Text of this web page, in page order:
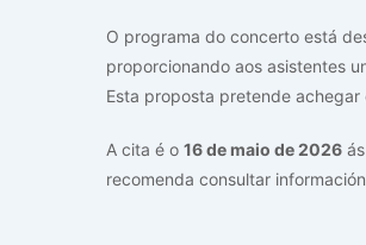
O programa do concerto está
proporcionando aos asistentes
Esta proposta pretende
A cita é o 16 de maio de 2026 ás
recomenda consultar